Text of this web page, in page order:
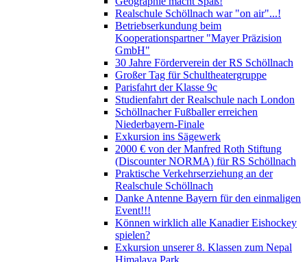
Realschule Schöllnach war "on air"...!
Betriebserkundung beim
Kooperationspartner "Mayer Präzision
GmbH"
30 Jahre Förderverein der RS Schöllnach
Großer Tag für Schultheatergruppe
Parisfahrt der Klasse 9c
Studienfahrt der Realschule nach London
Schöllnacher Fußballer erreichen
Niederbayern-Finale
Exkursion ins Sägewerk
2000 € von der Manfred Roth Stiftung
(Discounter NORMA) für RS Schöllnach
Praktische Verkehrserziehung an der
Realschule Schöllnach
Danke Antenne Bayern für den einmaligen
Event!!!
Können wirklich alle Kanadier Eishockey
spielen?
Exkursion unserer 8. Klassen zum Nepal
Himalaya Park